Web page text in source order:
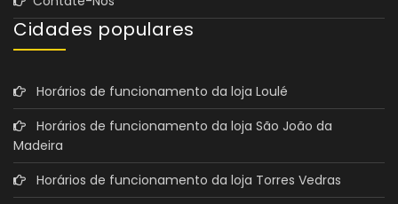
Cidades populares
Horários de funcionamento da loja Loulé
Horários de funcionamento da loja São João da
Madeira
Horários de funcionamento da loja Torres Vedras